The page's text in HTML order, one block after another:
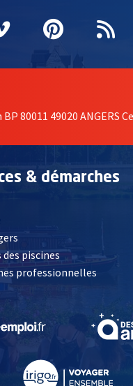
fenêtre
une
Vimeo
, Ouvre une
Pinterest
, Ouvre
80011 49020 ANGERS
& démarches
, Ouvre une nouvelle
piscines
professionnelles
fenêtre , Ouvre une